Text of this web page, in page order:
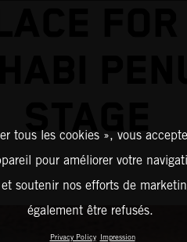
FOR
STAGE
tous les cookies », vous
pour améliorer votre
soutenir nos efforts de
également être refusés.
Privacy Policy Impression